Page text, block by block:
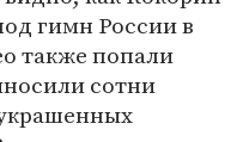
гимн России в
также попали
сотни